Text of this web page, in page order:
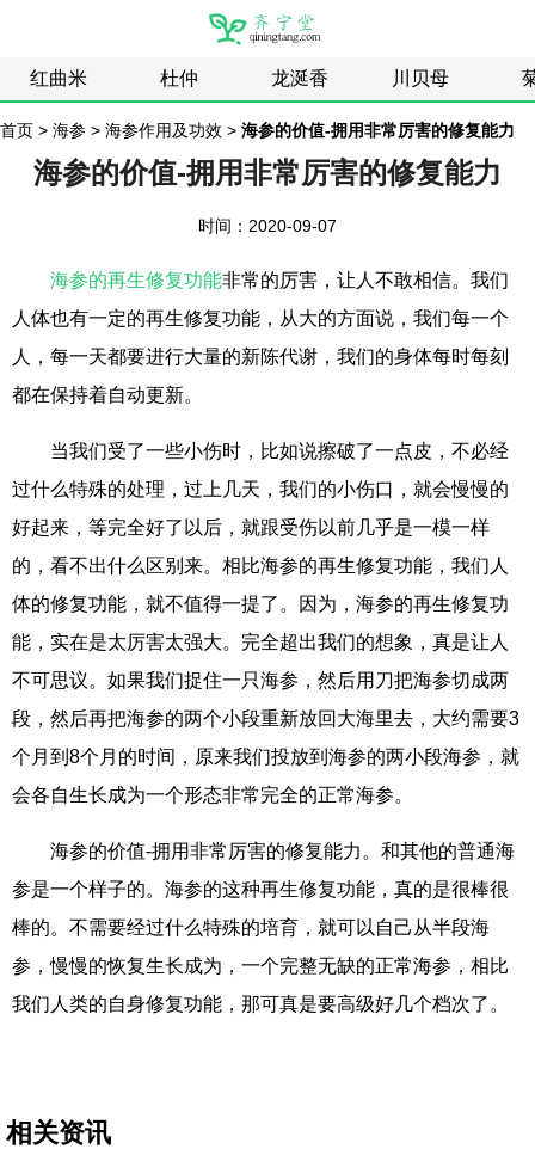
红曲米 杜仲 龙涎香 川贝母
首页 > 海参 > 海参作用及功效 > 海参的价值-拥用非常厉害的修复能力
海参的价值-拥用非常厉害的修复能力
时间：2020-09-07
海参的再生修复功能非常的厉害，让人不敢相信。我们
人体也有一定的再生修复功能，从大的方面说，我们每一个
人，每一天都要进行大量的新陈代谢，我们的身体每时每刻
都在保持着自动更新。
当我们受了一些小伤时，比如说擦破了一点皮，不必经
过什么特殊的处理，过上几天，我们的小伤口，就会慢慢的
好起来，等完全好了以后，就跟受伤以前几乎是一模一样
的，看不出什么区别来。相比海参的再生修复功能，我们人
体的修复功能，就不值得一提了。因为，海参的再生修复功
能，实在是太厉害太强大。完全超出我们的想象，真是让人
不可思议。如果我们捉住一只海参，然后用刀把海参切成两
段，然后再把海参的两个小段重新放回大海里去，大约需要3
个月到8个月的时间，原来我们投放到海参的两小段海参，就
会各自生长成为一个形态非常完全的正常海参。
海参的价值-拥用非常厉害的修复能力。和其他的普通海
参是一个样子的。海参的这种再生修复功能，真的是很棒很
棒的。不需要经过什么特殊的培育，就可以自己从半段海
参，慢慢的恢复生长成为，一个完整无缺的正常海参，相比
我们人类的自身修复功能，那可真是要高级好几个档次了。
相关资讯